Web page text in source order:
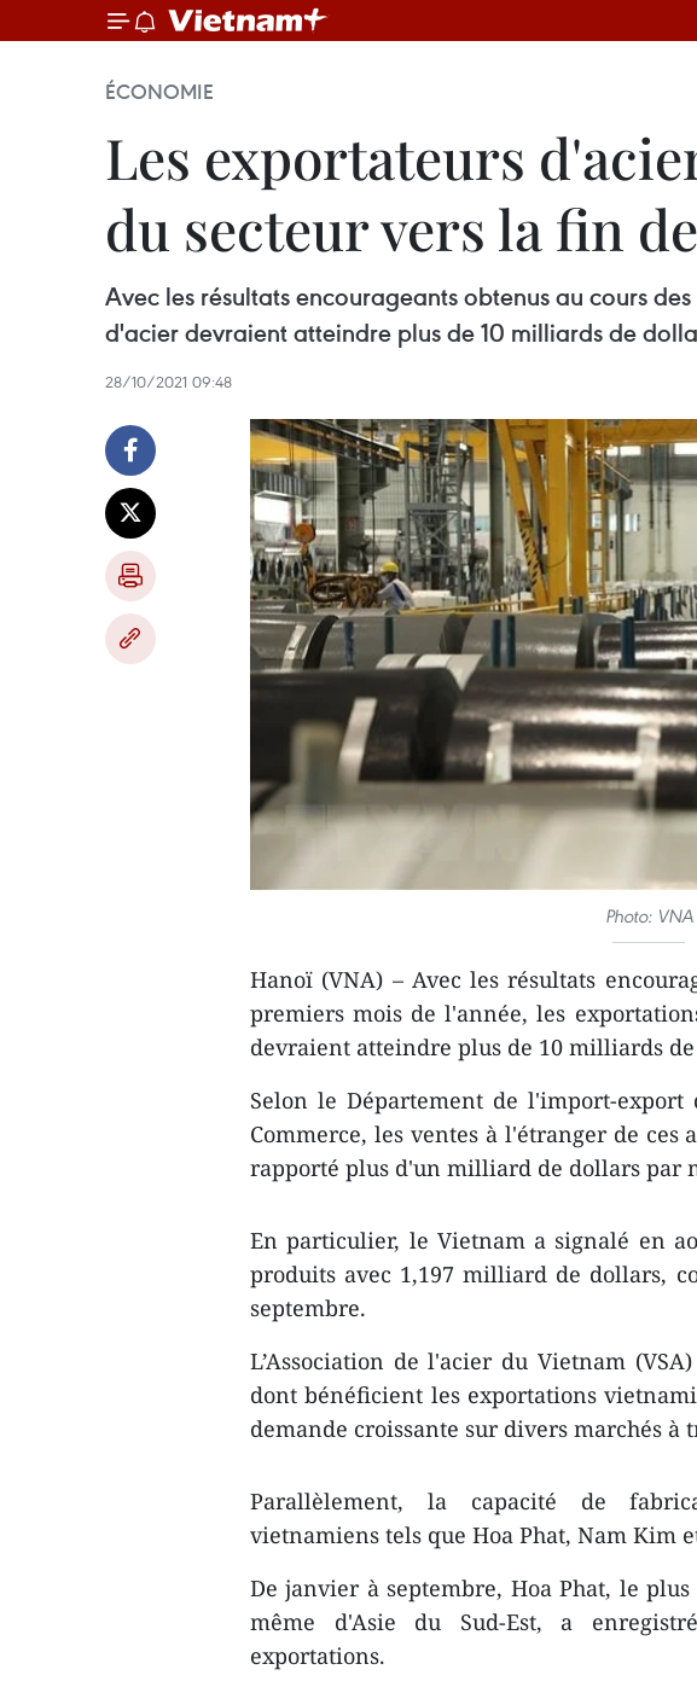
ÉCONOMIE
Les exportateurs
du secteur vers la fin
Avec les résultats encourageants obtenus au cours
d'acier devraient atteindre plus de 10 milliards de
28/10/2021 09:48
Photo: VNA
Hanoï (VNA) – Avec les résultats
premiers mois de l'année, les
devraient atteindre plus de 10 milliards
Selon le Département de l'import-
Commerce, les ventes à l'étranger de
rapporté plus d'un milliard de dollars par
En particulier, le Vietnam a signalé en
produits avec 1,197 milliard de dollars,
septembre.
L’Association de l'acier du Vietnam
dont bénéficient les exportations
demande croissante sur divers marchés à
Parallèlement, la capacité de
vietnamiens tels que Hoa Phat, Nam Kim
De janvier à septembre, Hoa Phat, le
même d'Asie du Sud-Est, a
exportations.